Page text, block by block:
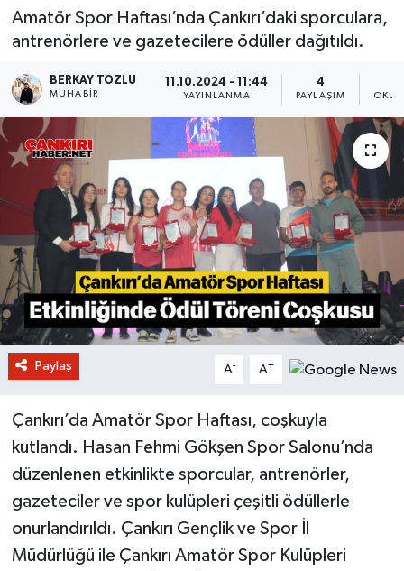
Amatör Spor Haftası’nda Çankırı’daki sporculara,
antrenörlere ve gazetecilere ödüller dağıtıldı.
BERKAY TOZLU
MUHABIR
11.10.2024 - 11:44
YAYINLANMA
4
PAYLAŞIM
Paylaş A- A+
Çankırı’da Amatör Spor Haftası, coşkuyla
kutlandı. Hasan Fehmi Gökşen Spor Salonu’nda
düzenlenen etkinlikte sporcular, antrenörler,
gazeteciler ve spor kulüpleri çeşitli ödüllerle
onurlandırıldı. Çankırı Gençlik ve Spor İl
Müdürlüğü ile Çankırı Amatör Spor Kulüpleri